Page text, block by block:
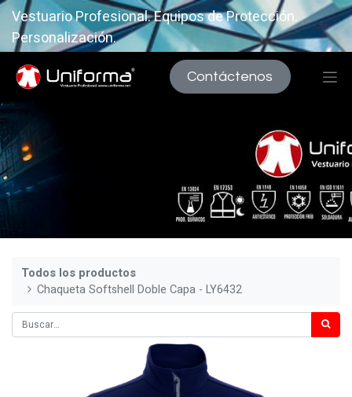
Vestuario Profesional. Equipos de Protección.
Personalización.
Contáctenos
Todos los productos
Chaqueta Softshell Doble Capa - LY6432